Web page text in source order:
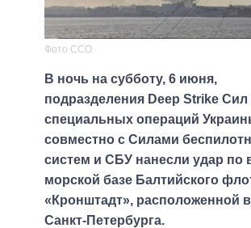
Фото ССО
В ночь на субботу, 6 июня,
подразделения Deep Strike Сил
специальных операций
совместно с Силами
систем и СБУ нанесли удар по
морской базе Балтийского
«Кронштадт», расположенной
Санкт-Петербурга.